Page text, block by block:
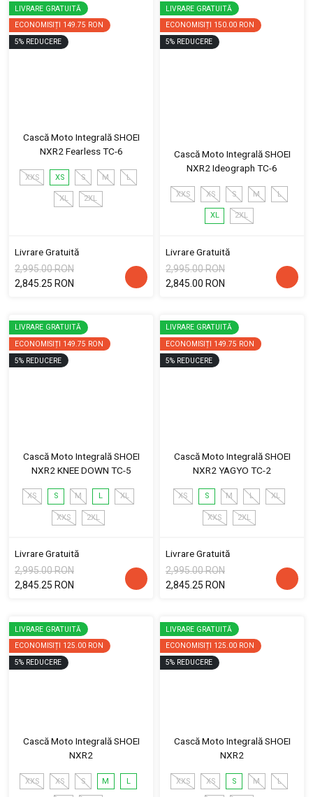
LIVRARE GRATUITĂ
ECONOMISIȚI 149.75 RON
5% REDUCERE
Cască Moto Integrală SHOEI
NXR2 Fearless TC-6
XXS XS S M L
XL 2XL
Livrare Gratuită
2,995.00 RON
2,845.25 RON
LIVRARE GRATUITĂ
ECONOMISIȚI 150.00 RON
5% REDUCERE
Cască Moto Integrală SHOEI
NXR2 Ideograph TC-6
XXS XS S M L
XL 2XL
Livrare Gratuită
2,995.00 RON
2,845.00 RON
LIVRARE GRATUITĂ
ECONOMISIȚI 149.75 RON
5% REDUCERE
Cască Moto Integrală SHOEI
NXR2 KNEE DOWN TC-5
XS S M L XL
XXS 2XL
Livrare Gratuită
2,995.00 RON
2,845.25 RON
LIVRARE GRATUITĂ
ECONOMISIȚI 149.75 RON
5% REDUCERE
Cască Moto Integrală SHOEI
NXR2 YAGYO TC-2
XS S M L XL
XXS 2XL
Livrare Gratuită
2,995.00 RON
2,845.25 RON
LIVRARE GRATUITĂ
ECONOMISIȚI 125.00 RON
5% REDUCERE
Cască Moto Integrală SHOEI
NXR2
XXS XS S M L
LIVRARE GRATUITĂ
ECONOMISIȚI 125.00 RON
5% REDUCERE
Cască Moto Integrală SHOEI
NXR2
XXS XS S M L